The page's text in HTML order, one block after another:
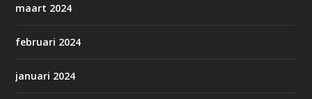
maart 2024
februari 2024
januari 2024